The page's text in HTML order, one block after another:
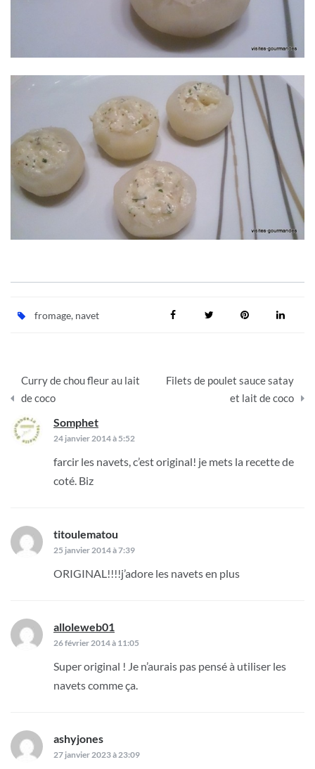
fromage, navet
de
l’article
Curry de chou fleur au lait
de coco
Filets de poulet sauce satay
et lait de coco
Somphet
24 janvier 2014 à 5:52
farcir les navets, c’est original! je mets la recette de
coté. Biz
titoulematou
25 janvier 2014 à 7:39
ORIGINAL!!!!j’adore les navets en plus
alloleweb01
26 février 2014 à 11:05
Super original ! Je n’aurais pas pensé à utiliser les
navets comme ça.
ashyjones
27 janvier 2023 à 23:09